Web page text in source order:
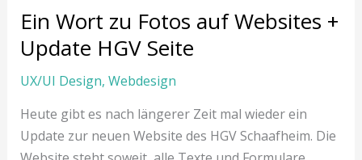
Ein Wort zu Fotos auf Websites +
Update HGV Seite
UX/UI Design, Webdesign
Heute gibt es nach längerer Zeit mal wieder ein
Update zur neuen Website des HGV Schaafheim. Die
Wort
zu
Fotos
auf
Websites
+
Update